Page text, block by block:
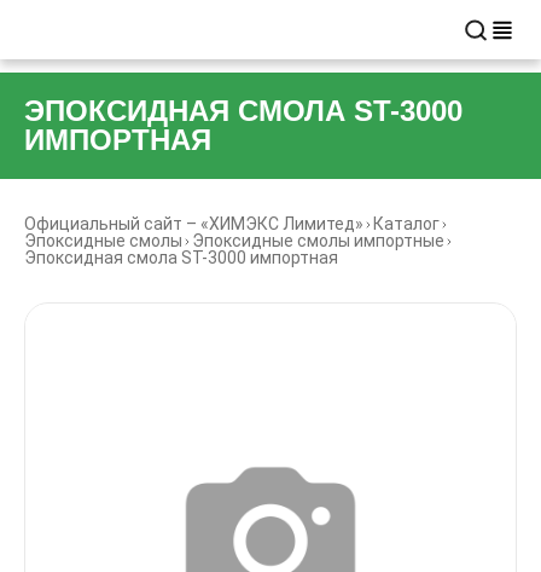
ЭПОКСИДНАЯ СМОЛА ST-3000
ИМПОРТНАЯ
Официальный сайт – «ХИМЭКС Лимитед»
Каталог
Эпоксидные смолы
Эпоксидные смолы импортные
Эпоксидная смола ST-3000 импортная